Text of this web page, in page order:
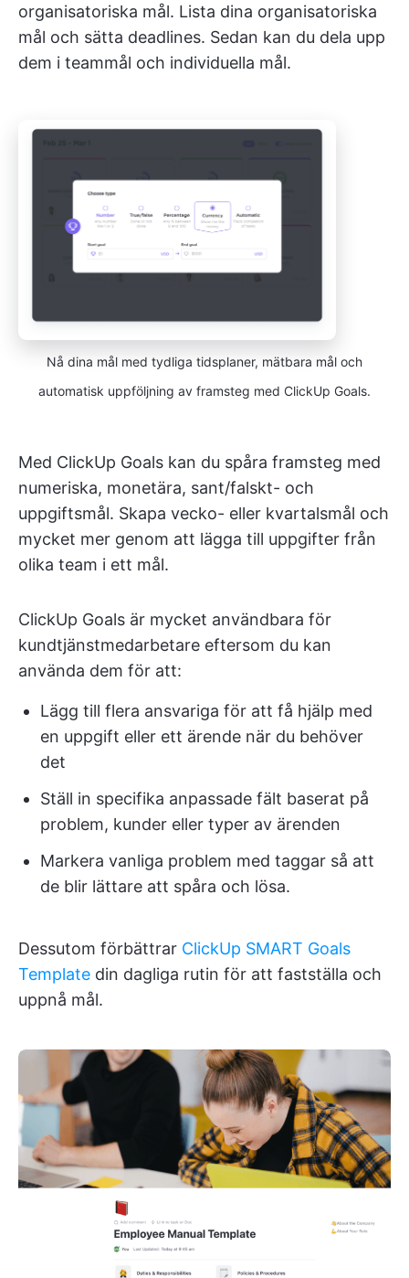
organisatoriska mål. Lista dina organisatoriska
mål och sätta deadlines. Sedan kan du dela upp
dem i teammål och individuella mål.
Nå dina mål med tydliga tidsplaner, mätbara mål och
automatisk uppföljning av framsteg med ClickUp Goals.
Med ClickUp Goals kan du spåra framsteg med
numeriska, monetära, sant/falskt- och
uppgiftsmål. Skapa vecko- eller kvartalsmål och
mycket mer genom att lägga till uppgifter från
olika team i ett mål.
ClickUp Goals är mycket användbara för
kundtjänstmedarbetare eftersom du kan
använda dem för att:
Lägg till flera ansvariga för att få hjälp med
en uppgift eller ett ärende när du behöver
det
Ställ in specifika anpassade fält baserat på
problem, kunder eller typer av ärenden
Markera vanliga problem med taggar så att
de blir lättare att spåra och lösa.
Dessutom förbättrar ClickUp SMART Goals
Template din dagliga rutin för att fastställa och
uppnå mål.